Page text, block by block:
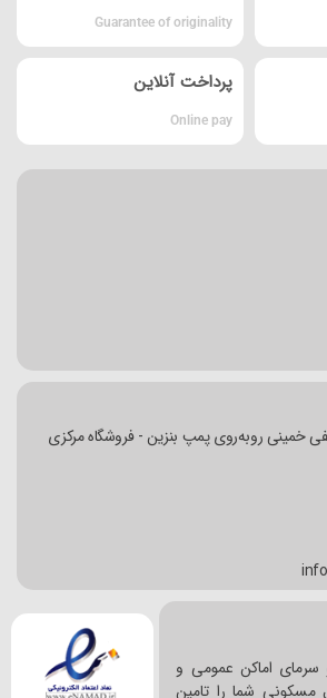
Guarantee of originality
پرداخت آنلاین
Online pay
خمینی روبه‌روی پمپ بنزین - فروشگاه مرکزی
اماکن عمومی و
مسکونی شما را تامین